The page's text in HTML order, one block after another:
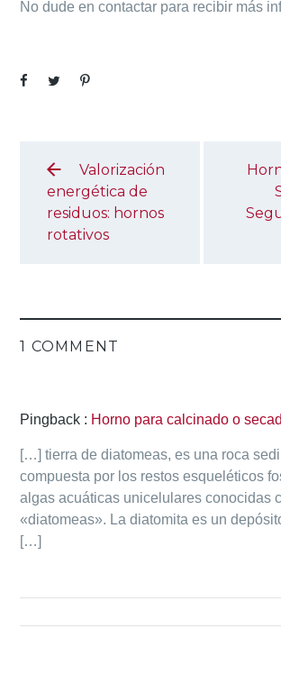
No dude en contactar para recibir más
Valorización
energética de
residuos: hornos
rotativos
1 COMMENT
Pingback : Horno para calcinado o
[…] tierra de diatomeas, es una roca
compuesta por los restos esqueléticos
algas acuáticas unicelulares conocidas
«diatomeas». La diatomita es un
[…]